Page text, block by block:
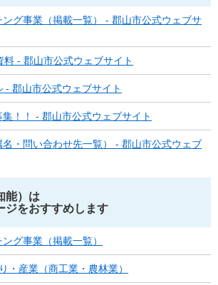
グ事業（掲載一覧） - 郡山市公式ウェブサ
- 郡山市公式ウェブサイト
- 郡山市公式ウェブサイト
！！ - 郡山市公式ウェブサイト
・問い合わせ先一覧） - 郡山市公式ウェブ
能）は
ジをおすすめします
グ事業（掲載一覧）
・産業（商工業・農林業）